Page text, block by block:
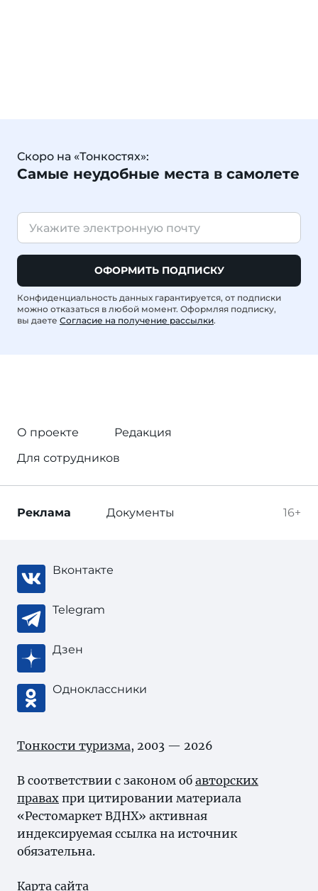
Скоро на «Тонкостях»:
Самые неудобные места в самолете
ОФОРМИТЬ ПОДПИСКУ
Конфиденциальность данных гарантируется, от подписки
можно отказаться в любой момент. Оформляя подписку,
вы даете Согласие на получение рассылки.
О проекте
Редакция
Для сотрудников
16+
Реклама Документы
Вконтакте
Telegram
Дзен
Одноклассники
Тонкости туризма, 2003 — 2026
В соответствии с законом об авторских
правах при цитировании материала
«Рестомаркет ВДНХ» активная
индексируемая ссылка на источник
обязательна.
Карта сайта